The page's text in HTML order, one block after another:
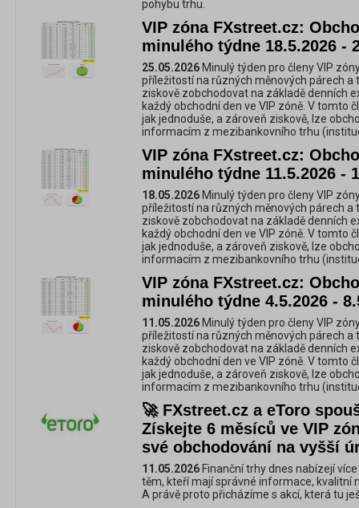
pohybu trhu.
VIP zóna FXstreet.cz:
minulého týdne 18.5.2026 -
25.05.2026 Minulý týden pro členy VIP
příležitostí na různých měnových párech a
ziskově zobchodovat na základě denních
každý obchodní den ve VIP zóně. V tomto
jak jednoduše, a zároveň ziskově, lze
informacím z mezibankovního trhu
VIP zóna FXstreet.cz:
minulého týdne 11.5.2026 -
18.05.2026 Minulý týden pro členy VIP
příležitostí na různých měnových párech a
ziskově zobchodovat na základě denních
každý obchodní den ve VIP zóně. V tomto
jak jednoduše, a zároveň ziskově, lze
informacím z mezibankovního trhu
VIP zóna FXstreet.cz:
minulého týdne 4.5.2026 -
11.05.2026 Minulý týden pro členy VIP
příležitostí na různých měnových párech a
ziskově zobchodovat na základě denních
každý obchodní den ve VIP zóně. V tomto
jak jednoduše, a zároveň ziskově, lze
informacím z mezibankovního trhu
🚀 FXstreet.cz a eToro
Získejte 6 měsíců ve VIP
své obchodování na vyšší
11.05.2026 Finanční trhy dnes nabízejí
těm, kteří mají správné informace, kvalitní
A právě proto přicházíme s akcí, která tu